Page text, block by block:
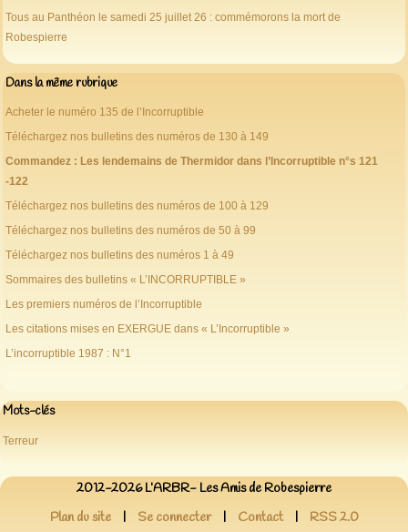
Tous au Panthéon le samedi 25 juillet 26 : commémorons la mort de
Robespierre
Dans la même rubrique
Acheter le numéro 135 de l’Incorruptible
Téléchargez nos bulletins des numéros de 130 à 149
Commandez : Les lendemains de Thermidor dans l’Incorruptible n°s 121
-122
Téléchargez nos bulletins des numéros de 100 à 129
Téléchargez nos bulletins des numéros de 50 à 99
Téléchargez nos bulletins des numéros 1 à 49
Sommaires des bulletins « L’INCORRUPTIBLE »
Les premiers numéros de l’Incorruptible
Les citations mises en EXERGUE dans « L’Incorruptible »
L’incorruptible 1987 : N°1
Mots-clés
Terreur
2012-2026 L’ARBR- Les Amis de Robespierre
Plan du site
| Se connecter | Contact | RSS 2.0